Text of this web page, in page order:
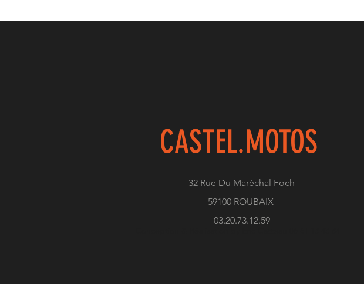
CASTEL.MOTOS
32 Rue Du Maréchal Foch
59100 ROUBAIX
03.20.73.12.59